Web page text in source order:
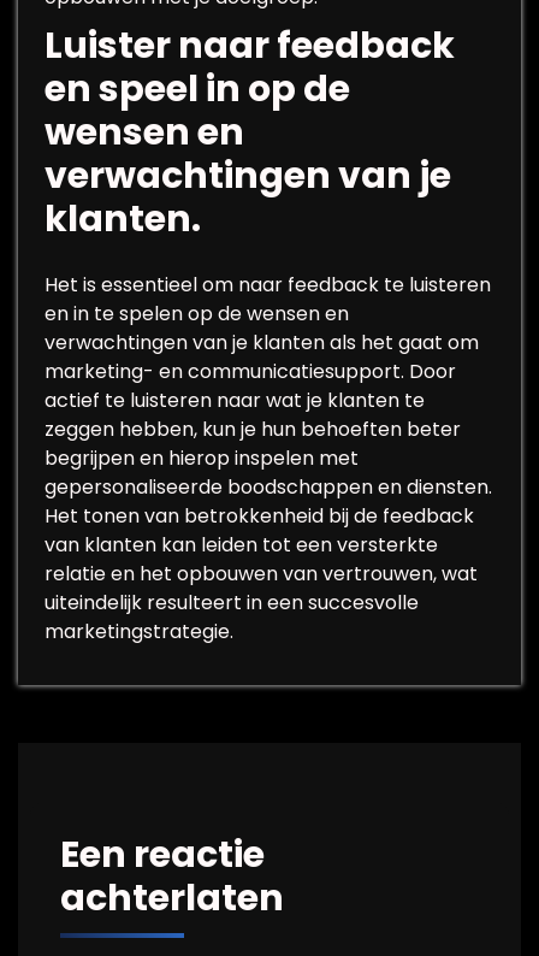
Luister naar feedback
en speel in op de
wensen en
verwachtingen van je
klanten.
Het is essentieel om naar feedback te luisteren
en in te spelen op de wensen en
verwachtingen van je klanten als het gaat om
marketing- en communicatiesupport. Door
actief te luisteren naar wat je klanten te
zeggen hebben, kun je hun behoeften beter
begrijpen en hierop inspelen met
gepersonaliseerde boodschappen en diensten.
Het tonen van betrokkenheid bij de feedback
van klanten kan leiden tot een versterkte
relatie en het opbouwen van vertrouwen, wat
uiteindelijk resulteert in een succesvolle
marketingstrategie.
Een reactie
achterlaten